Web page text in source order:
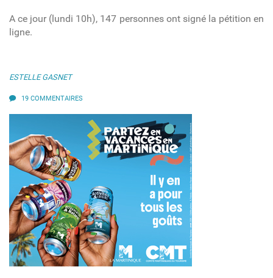
A ce jour (lundi 10h), 147 personnes ont signé la pétition en
ligne.
ESTELLE GASNET
19 COMMENTAIRES